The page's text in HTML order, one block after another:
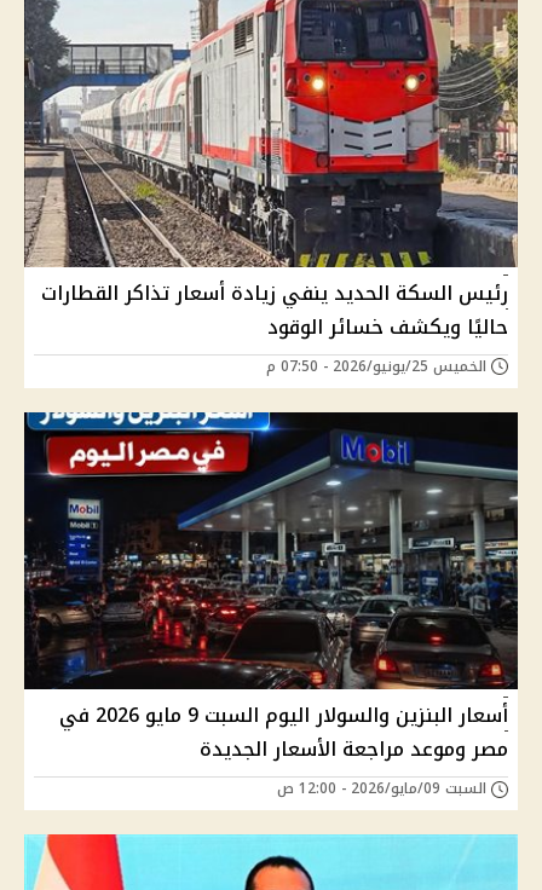
رئيس السكة الحديد ينفي زيادة أسعار تذاكر القطارات
حاليًا ويكشف خسائر الوقود
الخميس 25/يونيو/2026 - 07:50 م
أسعار البنزين والسولار اليوم السبت 9 مايو 2026 في
مصر وموعد مراجعة الأسعار الجديدة
السبت 09/مايو/2026 - 12:00 ص